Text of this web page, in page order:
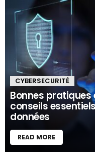
CYBERSECURITÉ
Bonnes pratiques
conseils
données
READ MORE